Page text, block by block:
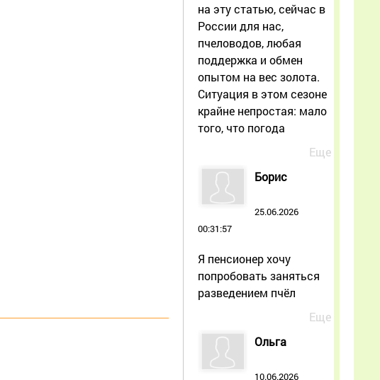
на эту статью, сейчас в
России для нас,
пчеловодов, любая
поддержка и обмен
опытом на вес золота.
Ситуация в этом сезоне
крайне непростая: мало
того, что погода
Еще
Борис
25.06.2026
00:31:57
Я пенсионер хочу
попробовать заняться
разведением пчёл
Еще
Ольга
10.06.2026